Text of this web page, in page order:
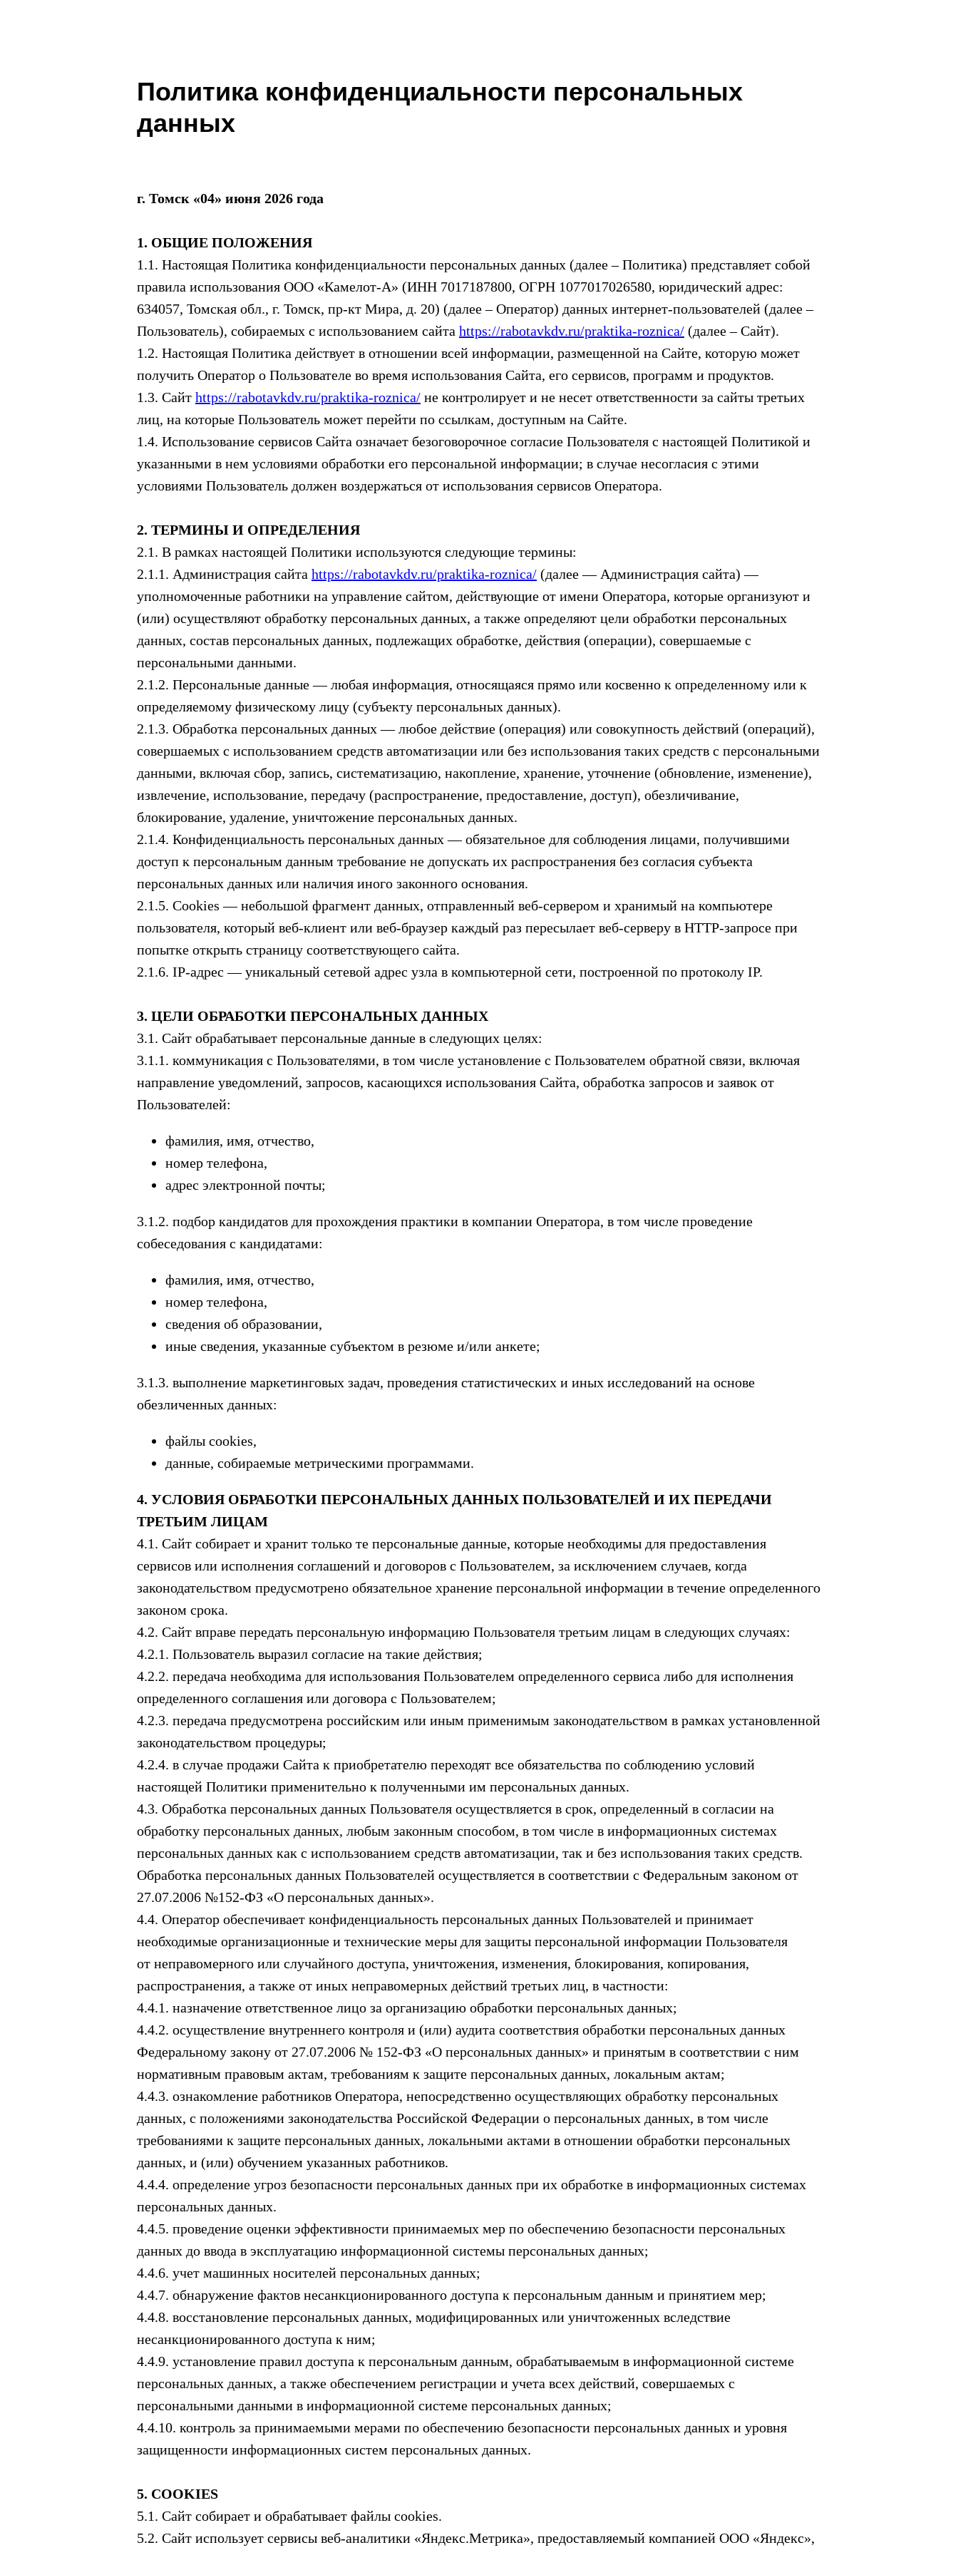
Политика конфиденциальности персональных
данных
г. Томск «04» июня 2026 года
1. ОБЩИЕ ПОЛОЖЕНИЯ
1.1. Настоящая Политика конфиденциальности персональных данных (далее – Политика) представляет собой
правила использования ООО «Камелот-А» (ИНН 7017187800, ОГРН 1077017026580, юридический адрес:
634057, Томская обл., г. Томск, пр-кт Мира, д. 20) (далее – Оператор) данных интернет-пользователей (далее –
Пользователь), собираемых с использованием сайта https://rabotavkdv.ru/praktika-roznica/ (далее – Сайт).
1.2. Настоящая Политика действует в отношении всей информации, размещенной на Сайте, которую может
получить Оператор о Пользователе во время использования Сайта, его сервисов, программ и продуктов.
1.3. Сайт https://rabotavkdv.ru/praktika-roznica/ не контролирует и не несет ответственности за сайты третьих
лиц, на которые Пользователь может перейти по ссылкам, доступным на Сайте.
1.4. Использование сервисов Сайта означает безоговорочное согласие Пользователя с настоящей Политикой и
указанными в нем условиями обработки его персональной информации; в случае несогласия с этими
условиями Пользователь должен воздержаться от использования сервисов Оператора.
2. ТЕРМИНЫ И ОПРЕДЕЛЕНИЯ
2.1. В рамках настоящей Политики используются следующие термины:
2.1.1. Администрация сайта https://rabotavkdv.ru/praktika-roznica/ (далее — Администрация сайта) —
уполномоченные работники на управление сайтом, действующие от имени Оператора, которые организуют и
(или) осуществляют обработку персональных данных, а также определяют цели обработки персональных
данных, состав персональных данных, подлежащих обработке, действия (операции), совершаемые с
персональными данными.
2.1.2. Персональные данные — любая информация, относящаяся прямо или косвенно к определенному или к
определяемому физическому лицу (субъекту персональных данных).
2.1.3. Обработка персональных данных — любое действие (операция) или совокупность действий (операций),
совершаемых с использованием средств автоматизации или без использования таких средств с персональными
данными, включая сбор, запись, систематизацию, накопление, хранение, уточнение (обновление, изменение),
извлечение, использование, передачу (распространение, предоставление, доступ), обезличивание,
блокирование, удаление, уничтожение персональных данных.
2.1.4. Конфиденциальность персональных данных — обязательное для соблюдения лицами, получившими
доступ к персональным данным требование не допускать их распространения без согласия субъекта
персональных данных или наличия иного законного основания.
2.1.5. Cookies — небольшой фрагмент данных, отправленный веб-сервером и хранимый на компьютере
пользователя, который веб-клиент или веб-браузер каждый раз пересылает веб-серверу в HTTP-запросе при
попытке открыть страницу соответствующего сайта.
2.1.6. IP-адрес — уникальный сетевой адрес узла в компьютерной сети, построенной по протоколу IP.
3. ЦЕЛИ ОБРАБОТКИ ПЕРСОНАЛЬНЫХ ДАННЫХ
3.1. Сайт обрабатывает персональные данные в следующих целях:
3.1.1. коммуникация с Пользователями, в том числе установление с Пользователем обратной связи, включая
направление уведомлений, запросов, касающихся использования Сайта, обработка запросов и заявок от
Пользователей:
фамилия, имя, отчество,
номер телефона,
адрес электронной почты;
3.1.2. подбор кандидатов для прохождения практики в компании Оператора, в том числе проведение
собеседования с кандидатами:
фамилия, имя, отчество,
номер телефона,
сведения об образовании,
иные сведения, указанные субъектом в резюме и/или анкете;
3.1.3. выполнение маркетинговых задач, проведения статистических и иных исследований на основе
обезличенных данных:
файлы cookies,
данные, собираемые метрическими программами.
4. УСЛОВИЯ ОБРАБОТКИ ПЕРСОНАЛЬНЫХ ДАННЫХ ПОЛЬЗОВАТЕЛЕЙ И ИХ ПЕРЕДАЧИ
ТРЕТЬИМ ЛИЦАМ
4.1. Сайт собирает и хранит только те персональные данные, которые необходимы для предоставления
сервисов или исполнения соглашений и договоров с Пользователем, за исключением случаев, когда
законодательством предусмотрено обязательное хранение персональной информации в течение определенного
законом срока.
4.2. Сайт вправе передать персональную информацию Пользователя третьим лицам в следующих случаях:
4.2.1. Пользователь выразил согласие на такие действия;
4.2.2. передача необходима для использования Пользователем определенного сервиса либо для исполнения
определенного соглашения или договора с Пользователем;
4.2.3. передача предусмотрена российским или иным применимым законодательством в рамках установленной
законодательством процедуры;
4.2.4. в случае продажи Сайта к приобретателю переходят все обязательства по соблюдению условий
настоящей Политики применительно к полученными им персональных данных.
4.3. Обработка персональных данных Пользователя осуществляется в срок, определенный в согласии на
обработку персональных данных, любым законным способом, в том числе в информационных системах
персональных данных как с использованием средств автоматизации, так и без использования таких средств.
Обработка персональных данных Пользователей осуществляется в соответствии с Федеральным законом от
27.07.2006 №152-ФЗ «О персональных данных».
4.4. Оператор обеспечивает конфиденциальность персональных данных Пользователей и принимает
необходимые организационные и технические меры для защиты персональной информации Пользователя
от неправомерного или случайного доступа, уничтожения, изменения, блокирования, копирования,
распространения, а также от иных неправомерных действий третьих лиц, в частности:
4.4.1. назначение ответственное лицо за организацию обработки персональных данных;
4.4.2. осуществление внутреннего контроля и (или) аудита соответствия обработки персональных данных
Федеральному закону от 27.07.2006 № 152-ФЗ «О персональных данных» и принятым в соответствии с ним
нормативным правовым актам, требованиям к защите персональных данных, локальным актам;
4.4.3. ознакомление работников Оператора, непосредственно осуществляющих обработку персональных
данных, с положениями законодательства Российской Федерации о персональных данных, в том числе
требованиями к защите персональных данных, локальными актами в отношении обработки персональных
данных, и (или) обучением указанных работников.
4.4.4. определение угроз безопасности персональных данных при их обработке в информационных системах
персональных данных.
4.4.5. проведение оценки эффективности принимаемых мер по обеспечению безопасности персональных
данных до ввода в эксплуатацию информационной системы персональных данных;
4.4.6. учет машинных носителей персональных данных;
4.4.7. обнаружение фактов несанкционированного доступа к персональным данным и принятием мер;
4.4.8. восстановление персональных данных, модифицированных или уничтоженных вследствие
несанкционированного доступа к ним;
4.4.9. установление правил доступа к персональным данным, обрабатываемым в информационной системе
персональных данных, а также обеспечением регистрации и учета всех действий, совершаемых с
персональными данными в информационной системе персональных данных;
4.4.10. контроль за принимаемыми мерами по обеспечению безопасности персональных данных и уровня
защищенности информационных систем персональных данных.
5. COOKIES
5.1. Сайт собирает и обрабатывает файлы cookies.
5.2. Сайт использует сервисы веб-аналитики «Яндекс.Метрика», предоставляемый компанией ООО «Яндекс»,